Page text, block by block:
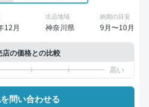
12月
出品地域
神奈川県
納期の目安
9月〜10月
店の価格との比較
問い合わせる